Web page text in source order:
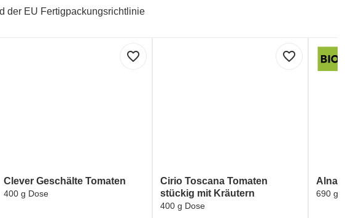
der EU Fertigpackungsrichtlinie
favorite_border
Clever Geschälte Tomaten
400 g Dose
favorite_border
Cirio Toscana Tomaten
stückig mit Kräutern
400 g Dose
690 g